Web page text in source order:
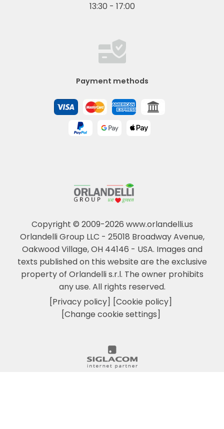
Copyright © 2009-2026 www.orlandelli.us
Orlandelli Group LLC - 25018 Broadway Avenue,
Oakwood Village, OH 44146 - USA. Images and
texts published on this website are the exclusive
property of Orlandelli s.r.l. The owner prohibits
any use. All rights reserved.
[Privacy policy] [Cookie policy]
[Change cookie settings]
13:30 - 17:00
Payment methods